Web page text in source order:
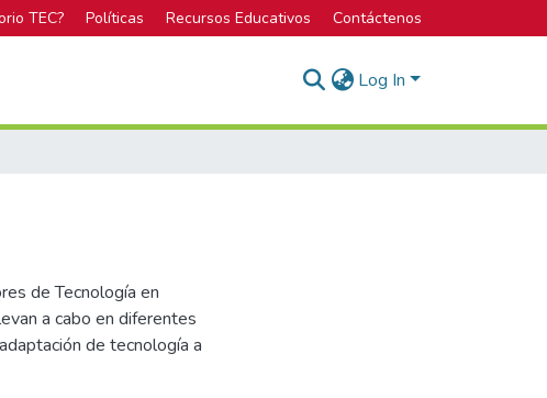
TEC? Políticas Recursos Educativos Contáctenos
Log In
de Tecnología en
a cabo en diferentes
de tecnología a